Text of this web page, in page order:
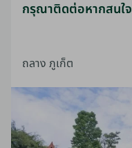
กรุณาติดต่อหากสนใจ
ถลาง ภูเก็ต